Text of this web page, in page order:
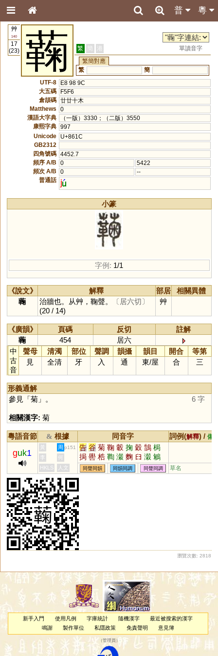
粵
普
艸
140
17
(23)
蘜 繁 簡 港
單讀音字
繁簡對應
繁
簡
UTF-8
E8 98 9C
大五碼
F5F6
倉頡碼 廿廿十木
Matthews
0
漢語大字典
（一版）3330；（二版）3550
康熙字典 997
Unicode
U+861C
GB2312
四角號碼 4452.7
頻序 A/B
0
5422
頻次 A/B
0
--
普通話
j
小篆
字例: 1/1
《說文》 解釋 部居
相關異體
蘜
治牆也。从艸，鞠聲。
〔居六切〕
(20 / 14)
艸
《廣韻》 頁碼 反切
註解
蘜
454
居六
中
古
音
聲母 清濁 部位 聲調 韻攝 韻目 開合
等第
見
全清 牙 入 通 東/屋 合 三
形義通解
參見「菊」。 6 字
相關漢字: 菊
粵語音節 & 根據 同音字 詞例(解釋) / 備
guk1
黃 周 p151 告 谷 菊 鞠 轂 掬 穀 鵠 梮
挶 嚳 梏 鞫 瀔 麴 𦥑 濲 鵴
閰 趜 蓻 蓔 祰 陱 駶 驧 淗
輂 鋊 踘 軗 榖 匊 唃 牿 椈
李
何
HKLS
人文 同聲同韻 同韻同調 同聲同調 草名
瀏覽次數: 2818
新手入門 使用凡例 字庫統計 隨機漢字
最近被搜索的漢字
鳴謝
製作單位 私隱政策 免責聲明 意見簿
（管理員 ）